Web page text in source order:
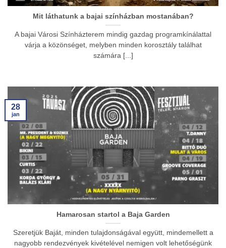
Mit láthatunk a bajai színházban mostanában?
A bajai Városi Színházterem mindig gazdag programkínálattal
várja a közönséget, melyben minden korosztály találhat
számára [...]
Hamarosan startol a Baja Garden
Szeretjük Baját, minden tulajdonságával együtt, mindemellett a
nagyobb rendezvények kivételével nemigen volt lehetőségünk
28
jan